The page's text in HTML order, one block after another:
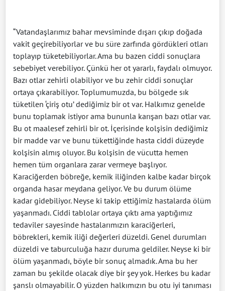
“Vatandaşlarımız bahar mevsiminde dışarı çıkıp doğada
vakit geçirebiliyorlar ve bu süre zarfında gördükleri otları
toplayıp tüketebiliyorlar. Ama bu bazen ciddi sonuçlara
sebebiyet verebiliyor. Çünkü her ot yararlı, faydalı olmuyor.
Bazı otlar zehirli olabiliyor ve bu zehir ciddi sonuçlar
ortaya çıkarabiliyor. Toplumumuzda, bu bölgede sık
tüketilen ‘çiriş otu’ dediğimiz bir ot var. Halkımız genelde
bunu toplamak istiyor ama bununla karışan bazı otlar var.
Bu ot maalesef zehirli bir ot. İçerisinde kolşisin dediğimiz
bir madde var ve bunu tükettiğinde hasta ciddi düzeyde
kolşisin almış oluyor. Bu kolşisin de vücutta hemen
hemen tüm organlara zarar vermeye başlıyor.
Karaciğerden böbreğe, kemik iliğinden kalbe kadar birçok
organda hasar meydana geliyor. Ve bu durum ölüme
kadar gidebiliyor. Neyse ki takip ettiğimiz hastalarda ölüm
yaşanmadı. Ciddi tablolar ortaya çıktı ama yaptığımız
tedaviler sayesinde hastalarımızın karaciğerleri,
böbrekleri, kemik iliği değerleri düzeldi. Genel durumları
düzeldi ve taburculuğa hazır duruma geldiler. Neyse ki bir
ölüm yaşanmadı, böyle bir sonuç almadık. Ama bu her
zaman bu şekilde olacak diye bir şey yok. Herkes bu kadar
şanslı olmayabilir. O yüzden halkımızın bu otu iyi tanıması